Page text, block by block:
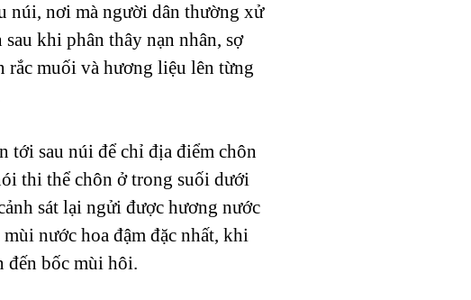
núi, nơi mà người dân thường xử
khi phân thây nạn nhân, sợ
rắc muối và hương liệu lên từng
tới sau núi để chỉ địa điểm chôn
thi thể chôn ở trong suối dưới
sát lại ngửi được hương nước
nước hoa đậm đặc nhất, khi
đến bốc mùi hôi.